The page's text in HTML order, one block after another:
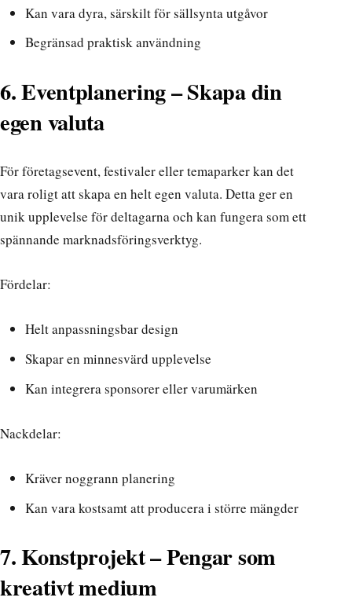
Kan vara dyra, särskilt för sällsynta utgåvor
Begränsad praktisk användning
6. Eventplanering – Skapa din
egen valuta
För företagsevent, festivaler eller temaparker kan det
vara roligt att skapa en helt egen valuta. Detta ger en
unik upplevelse för deltagarna och kan fungera som ett
spännande marknadsföringsverktyg.
Fördelar:
Helt anpassningsbar design
Skapar en minnesvärd upplevelse
Kan integrera sponsorer eller varumärken
Nackdelar:
Kräver noggrann planering
Kan vara kostsamt att producera i större mängder
7. Konstprojekt – Pengar som
kreativt medium